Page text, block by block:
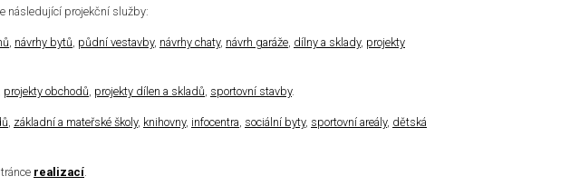
následující projekční služby:
návrhy bytů půdní vestavby, návrhy chaty, návrh garáže dílny a sklady, projekty
projekty obchodů, projekty dílen a skladů, sportovní stavby.
, základní a mateřské školy, knihovny, infocentra, sociální byty, sportovní areály, dětská
realizací.